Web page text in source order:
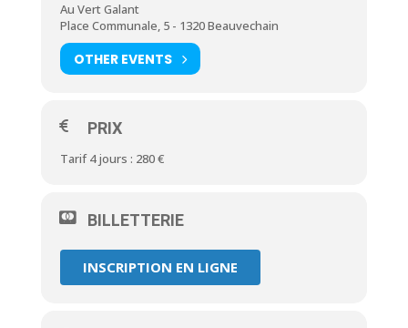
Au Vert Galant
Place Communale, 5 - 1320 Beauvechain
OTHER EVENTS
PRIX
Tarif 4 jours : 280 €
BILLETTERIE
INSCRIPTION EN LIGNE